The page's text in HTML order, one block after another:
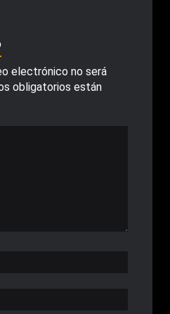
electrónico no será
obligatorios están